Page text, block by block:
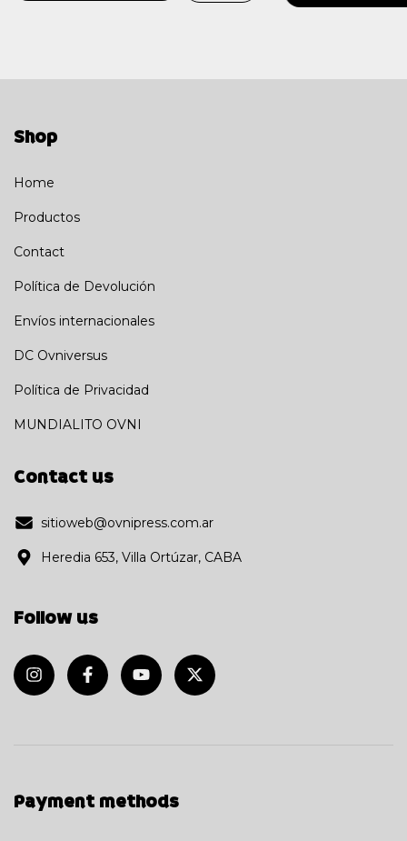
Shop
Home
Productos
Contact
Política de Devolución
Envíos internacionales
DC Ovniversus
Política de Privacidad
MUNDIALITO OVNI
Contact us
sitioweb@ovnipress.com.ar
Heredia 653, Villa Ortúzar, CABA
Follow us
Payment methods